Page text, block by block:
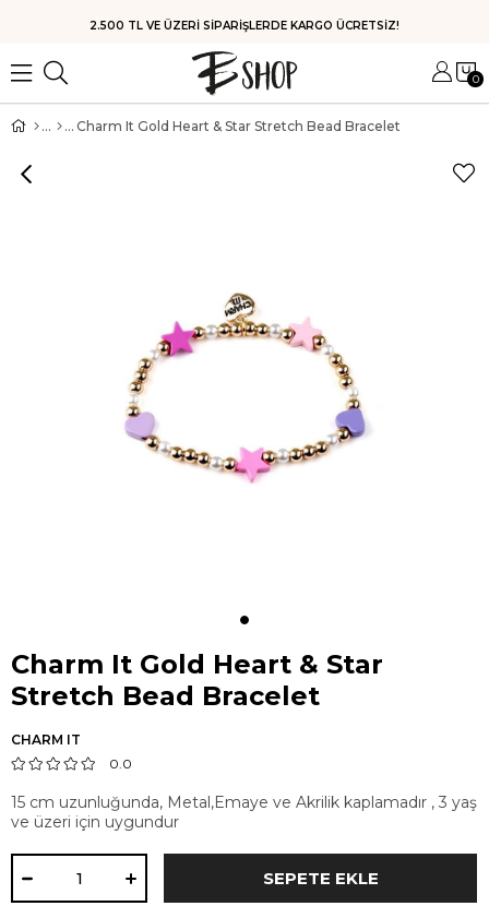
2.500 TL VE ÜZERİ SİPARİŞLERDE KARGO ÜCRETSİZ!
0
Charm It Gold Heart & Star Stretch Bead Bracelet
Charm It Gold Heart & Star
Stretch Bead Bracelet
CHARM IT
0.0
15 cm uzunluğunda, Metal,Emaye ve Akrilik kaplamadır , 3 yaş
ve üzeri için uygundur